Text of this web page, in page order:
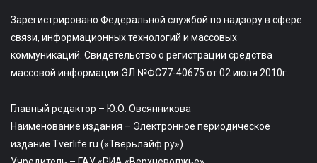
Зарегистрировано Федеральной службой по надзору в сфере
связи, информационных технологий и массовых
коммуникаций. Свидетельство о регистрации средства
массовой информации ЭЛ №ФС77-40675 от 02 июля 2010г.
Главный редактор – Ю.О. Овсянникова
Наименование издания – Электронное периодическое
издание Tverlife.ru («Тверьлайф.ру»)